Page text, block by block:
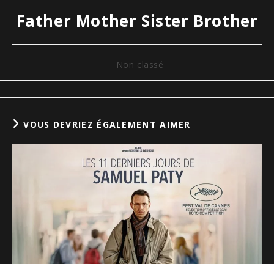
Father Mother Sister Brother
Non classé
VOUS DEVRIEZ ÉGALEMENT AIMER